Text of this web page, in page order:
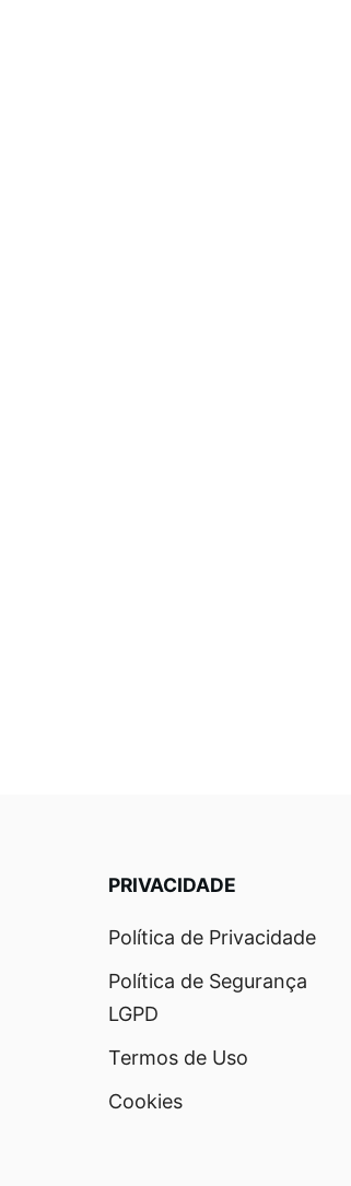
PRIVACIDADE
Política de Privacidade
Política de Segurança
LGPD
Termos de Uso
Cookies